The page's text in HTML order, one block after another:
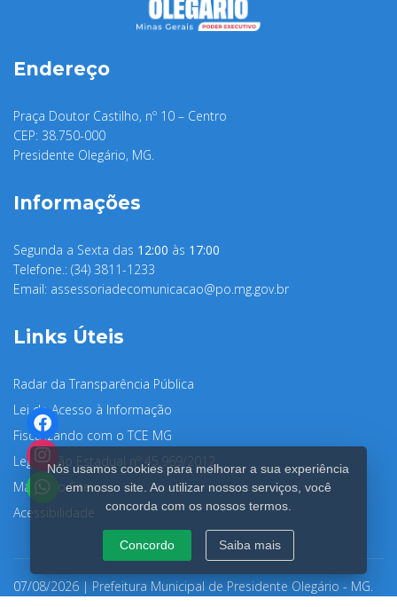
Endereço
Praça Doutor Castilho, nº 10 – Centro
CEP: 38.750-000
Presidente Olegário, MG.
Informações
Segunda a Sexta das 12:00 às 17:00
Telefone.: (34) 3811-1233
Email: assessoriadecomunicacao@po.mg.gov.br
Links Úteis
Radar da Transparência Pública
Lei de Acesso à Informação
Fiscalizando com o TCE MG
Legislação Estadual nº 45.969/2012
Mapa do Site
Acessibilidade
07/08/2026 | Prefeitura Municipal de Presidente Olegário - MG.
Nós usamos cookies para melhorar a sua experiência
em nosso site. Ao utilizar nossos serviços, você
concorda com os nossos termos.
Concordo Saiba mais